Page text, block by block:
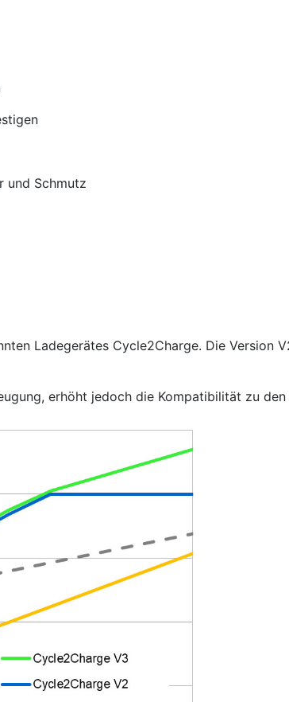
und Schmutz
Ladegerätes Cycle2Charge. Die Version
erhöht jedoch die Kompatibilität zu